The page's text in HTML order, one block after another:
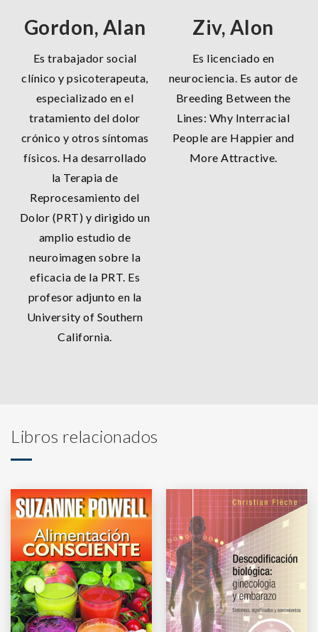
Gordon, Alan
Es trabajador social
clínico y psicoterapeuta,
especializado en el
tratamiento del dolor
crónico y otros síntomas
físicos. Ha desarrollado
la Terapia de
Reprocesamiento del
Dolor (PRT) y dirigido un
amplio estudio de
neuroimagen sobre la
eficacia de la PRT. Es
profesor adjunto en la
University of Southern
California.
Ziv, Alon
Es licenciado en
neurociencia. Es autor de
Breeding Between the
Lines: Why Interracial
People are Happier and
More Attractive.
Libros relacionados